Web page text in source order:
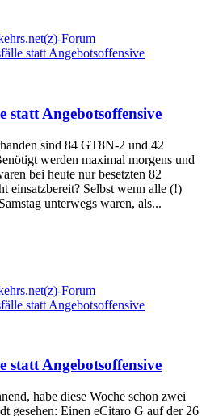
Forum
statt Angebotsoffensive
statt Angebotsoffensive
sind 84 GT8N-2 und 42
werden maximal morgens und
bei heute nur besetzten 82
einsatzbereit? Selbst wenn alle (!)
unterwegs waren, als...
Forum
statt Angebotsoffensive
statt Angebotsoffensive
habe diese Woche schon zwei
gesehen: Einen eCitaro G auf der 26